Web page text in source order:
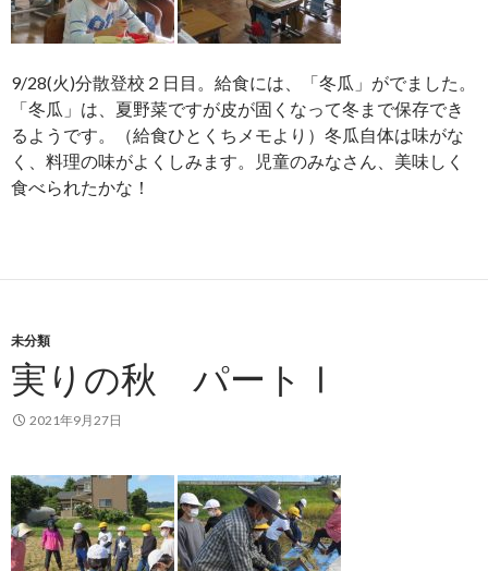
9/28(火)分散登校２日目。給食には、「冬瓜」がでました。
「冬瓜」は、夏野菜ですが皮が固くなって冬まで保存でき
るようです。（給食ひとくちメモより）冬瓜自体は味がな
く、料理の味がよくしみます。児童のみなさん、美味しく
食べられたかな！
未分類
実りの秋 パートⅠ
2021年9月27日